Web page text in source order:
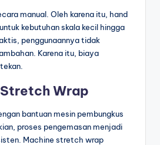
manual. Oleh karena itu, hand
kebutuhan skala kecil hingga
penggunaannya tidak
Karena itu, biaya
Wrap
bantuan mesin pembungkus
proses pengemasan menjadi
Machine stretch wrap